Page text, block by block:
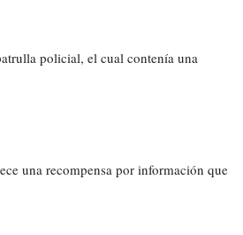
policial, el cual contenía una
una recompensa por información que